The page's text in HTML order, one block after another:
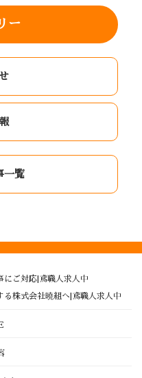
ー
一覧
る株式会社曉組へ|鳶職人求人中